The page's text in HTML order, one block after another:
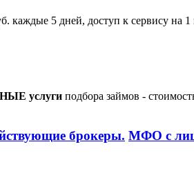
каждые 5 дней, доступ к сервису на 1
услуги подбора займов -
брокеры. МФО с